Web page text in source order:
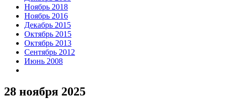
Ноябрь 2018
Ноябрь 2016
Декабрь 2015
Октябрь 2015
Октябрь 2013
Сентябрь 2012
Июнь 2008
28 ноября 2025